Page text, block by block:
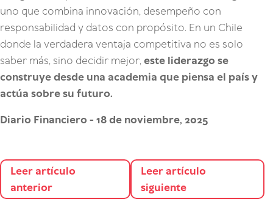
uno que combina innovación, desempeño con
responsabilidad y datos con propósito. En un Chile
donde la verdadera ventaja competitiva no es solo
saber más, sino decidir mejor,este liderazgo se
construye desde una academia que piensa el país y
actúa sobre su futuro.
Diario Financiero - 18 de noviembre, 2025
Leer artículo
anterior
Leer artículo
siguiente